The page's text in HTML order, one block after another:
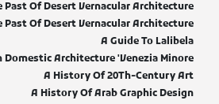
Past Of Desert Vernacular Architecture
Past Of Desert Vernacular Architecture
A Guide To Lalibela
Domestic Architecture 'Venezia Minore'
A History Of 20Th-Century Art
A History Of Arab Graphic Design